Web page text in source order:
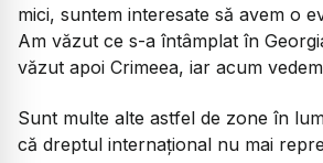
mici, suntem interesate să avem o
Am văzut ce s-a întâmplat în
văzut apoi Crimeea, iar acum
​Sunt multe alte astfel de zone în
că dreptul internațional nu mai